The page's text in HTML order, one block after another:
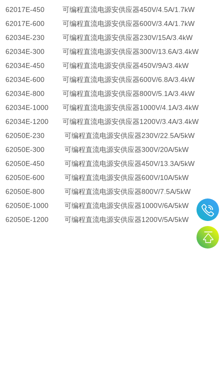
62017E-450
可编程直流电源安供应器450V/4.5A/1.7kW
62017E-600
可编程直流电源安供应器600V/3.4A/1.7kW
62034E-230
可编程直流电源安供应器230V/15A/3.4kW
62034E-300
可编程直流电源安供应器300V/13.6A/3.4kW
62034E-450
可编程直流电源安供应器450V/9A/3.4kW
62034E-600
可编程直流电源安供应器600V/6.8A/3.4kW
62034E-800
可编程直流电源安供应器800V/5.1A/3.4kW
62034E-1000
可编程直流电源安供应器1000V/4.1A/3.4kW
62034E-1200
可编程直流电源安供应器1200V/3.4A/3.4kW
62050E-230
可编程直流电源安供应器230V/22.5A/5kW
62050E-300
可编程直流电源安供应器300V/20A/5kW
62050E-450
可编程直流电源安供应器450V/13.3A/5kW
62050E-600
可编程直流电源安供应器600V/10A/5kW
62050E-800
可编程直流电源安供应器800V/7.5A/5kW
62050E-1000
可编程直流电源安供应器1000V/6A/5kW
62050E-1200
可编程直流电源安供应器1200V/5A/5kW